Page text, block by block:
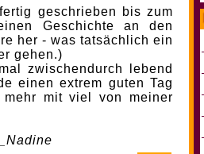
geschrieben bis zum
Geschichte an den
her - was tatsächlich ein
gehen.)
zwischendurch lebend
einen extrem guten Tag
mit viel von meiner